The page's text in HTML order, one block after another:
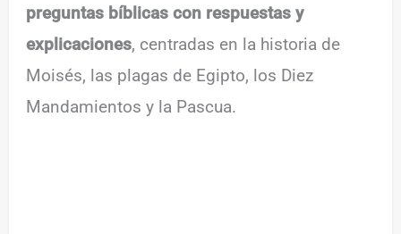
preguntas bíblicas con respuestas y
explicaciones, centradas en la historia de
Moisés, las plagas de Egipto, los Diez
Mandamientos y la Pascua.